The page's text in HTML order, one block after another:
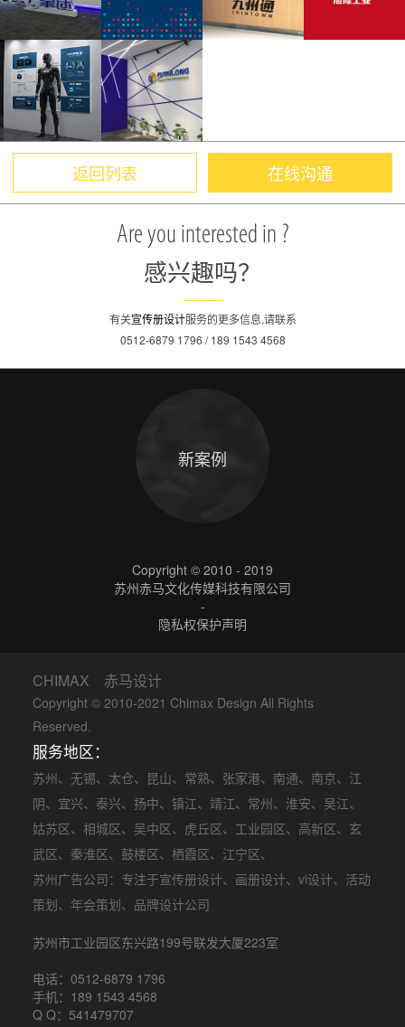
返回列表 在线沟通
Are you interested in ?
感兴趣吗？
有关宣传册设计服务的更多信息,请联系
0512-6879 1796 / 189 1543 4568
新案例
Copyright © 2010 - 2019
苏州赤马文化传媒科技有限公司
-
隐私权保护声明
CHIMAX 赤马设计
Copyright © 2010-2021 Chimax Design All Rights
Reserved.
服务地区：
苏州、 无锡、 太仓、 昆山、 常熟、 张家港、 南通、 南京、 江
阴、 宜兴、 泰兴、 扬中、 镇江、 靖江、 常州、 淮安、 吴江、
姑苏区、 相城区、 吴中区、 虎丘区、 工业园区、 高新区、 玄
武区、 秦淮区、 鼓楼区、 栖霞区、 江宁区、
苏州广告公司：专注于宣传册设计、 画册设计、 vi设计、 活动
策划、 年会策划、品牌设计公司
苏州市工业园区东兴路199号联发大厦223室
电话：0512-6879 1796
手机：189 1543 4568
Q Q：541479707